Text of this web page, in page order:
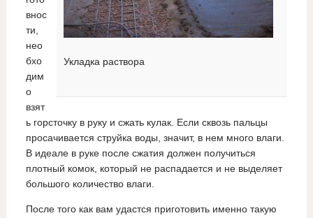
Укладка раствора
внос
ти,
нео
бхо
дим
о
взят
ь горсточку в руку и сжать кулак. Если сквозь пальцы
просачивается струйка воды, значит, в нем много влаги.
В идеале в руке после сжатия должен получиться
плотный комок, который не распадается и не выделяет
большого количество влаги.
После того как вам удастся приготовить именно такую